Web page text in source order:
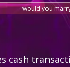
would you
cash